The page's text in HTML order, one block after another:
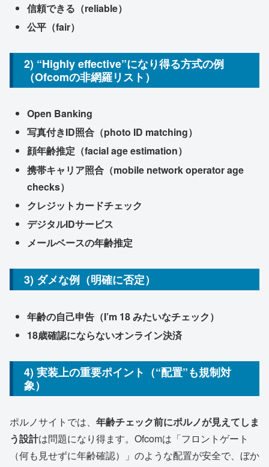
信頼できる（reliable）
公平（fair）
2) “Highly effective”になり得る方式の例
（Ofcomの非網羅リスト）
Open Banking
写真付きID照合（photo ID matching）
顔年齢推定（facial age estimation）
携帯キャリア照合（mobile network operator age
checks）
クレジットカードチェック
デジタルIDサービス
メールベースの年齢推定
3) ダメな例（明確に否定）
年齢の自己申告（I’m 18 みたいなチェック）
18歳確認にならないオンライン決済
4) 実装上の重要ポイント（“配置”も規制対
象）
ポルノサイトでは、 年齢チェック前にポルノが見えてしま
う設計は問題になり得ます。Ofcomは「フロントゲート
（何も見せずに年齢確認）」のような配置が安全で、ぼか